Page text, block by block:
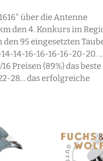
über die Antenne
den 4. Konkurs im
95 eingesetzten
14-16-16-16-16-20-20.
Preisen (89%) das beste
28... das erfolgreiche